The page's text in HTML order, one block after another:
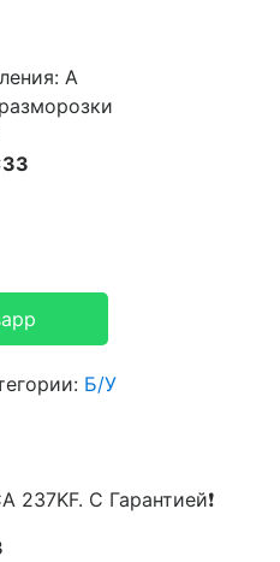
A
Б/У
С Гарантией❗